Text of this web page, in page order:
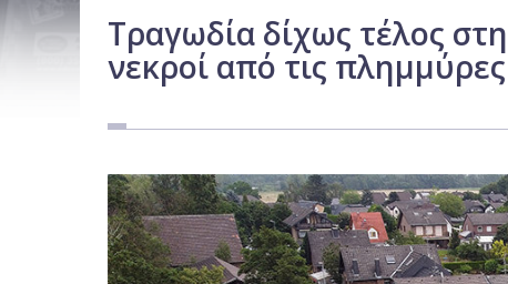
Τραγωδία δίχως τέλος
νεκροί από τις πλημμύρες